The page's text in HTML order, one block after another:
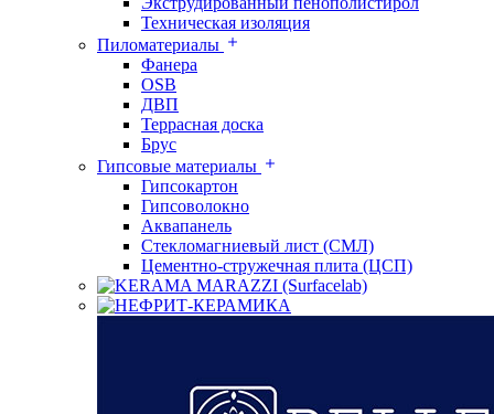
Техническая изоляция
Пиломатериалы
Фанера
OSB
ДВП
Террасная доска
Брус
Гипсовые материалы
Гипсокартон
Гипсоволокно
Аквапанель
Стекломагниевый лист (СМЛ)
Цементно-стружечная плита (ЦСП)